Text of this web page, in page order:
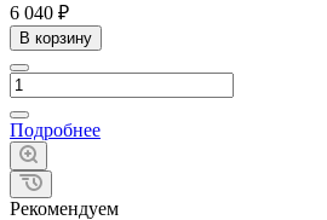
6 040 ₽
В корзину
Подробнее
Рекомендуем